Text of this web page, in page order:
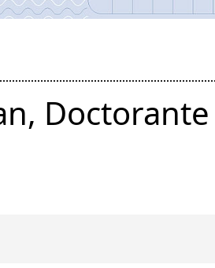
Doctorante